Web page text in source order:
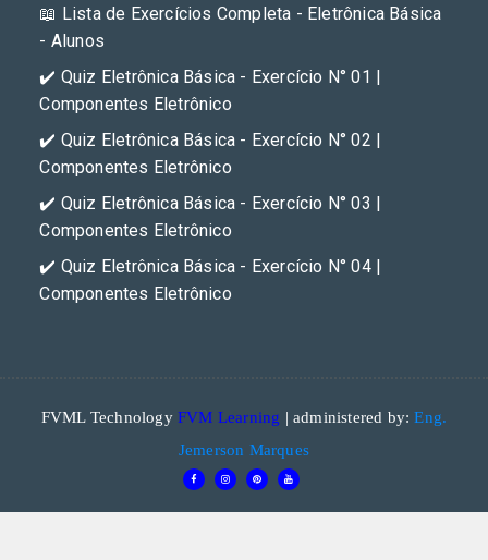
📖 Lista de Exercícios Completa - Eletrônica Básica
- Alunos
✔️ Quiz Eletrônica Básica - Exercício N° 01 |
Componentes Eletrônico
✔️ Quiz Eletrônica Básica - Exercício N° 02 |
Componentes Eletrônico
✔️ Quiz Eletrônica Básica - Exercício N° 03 |
Componentes Eletrônico
✔️ Quiz Eletrônica Básica - Exercício N° 04 |
Componentes Eletrônico
FVML Technology FVM Learning | administered by:Eng.
Jemerson Marques